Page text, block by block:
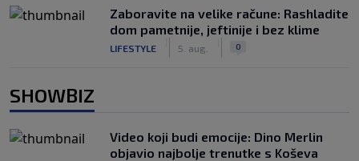
Zaboravite na velike račune: Rashladite
dom pametnije, jeftinije i bez klime
LIFESTYLE 5. aug. 0
SHOWBIZ
Video koji budi emocije: Dino Merlin
objavio najbolje trenutke s Koševa